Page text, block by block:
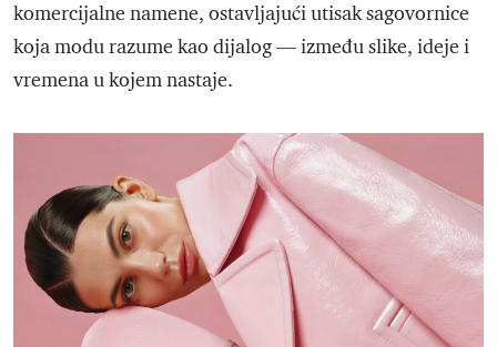
komercijalne namene, ostavljajući utisak sagovornice
koja modu razume kao dijalog — između slike, ideje i
vremena u kojem nastaje.